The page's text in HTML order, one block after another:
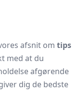
afsnit om tips
med at du
afgørende
dig de bedste